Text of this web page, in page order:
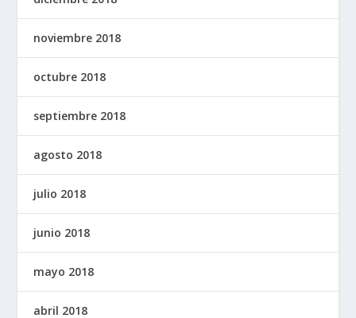
noviembre 2018
octubre 2018
septiembre 2018
agosto 2018
julio 2018
junio 2018
mayo 2018
abril 2018